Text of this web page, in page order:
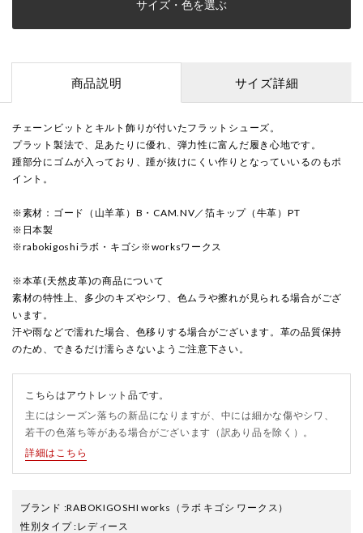
サイズ・色を選ぶ
商品説明 サイズ詳細
チェーンビットとキルト飾りが付いたフラットシューズ。
プラット製法で、足あたりに優れ、弾力性に富んだ履き心地です。
踵部分にゴムが入っており、踵が抜けにくい作りとなっていいるのもポ
イント。
※素材：ゴード（山羊革）B・CAM.NV／箔キップ（牛革）PT
※日本製
※rabokigoshiラボ・キゴシ※worksワークス
※本革(天然皮革)の商品について
素材の特性上、多少のキズやシワ、色ムラや擦れが見られる場合がござ
います。
汗や雨などで濡れた場合、色移りする場合がございます。革の品質保持
のため、できるだけ濡らさないようご注意下さい。
こちらはアウトレット品です。
主にはシーズン落ちの新品になりますが、中には細かな傷やシワ、
若干の色落ち等がある場合がございます（訳あり品を除く）。
詳細はこちら
ブランド :RABOKIGOSHI works （ラボ キゴシ ワークス）
性別タイプ:レディース